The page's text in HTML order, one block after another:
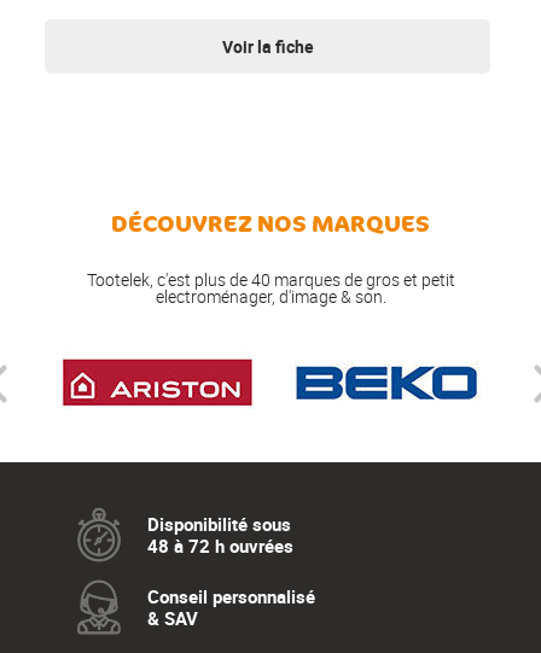
Voir la fiche
DÉCOUVREZ NOS MARQUES
Tootelek, c'est plus de 40 marques de gros et petit
electroménager, d'image & son.
Disponibilité sous
48 à 72 h ouvrées
Conseil personnalisé
& SAV